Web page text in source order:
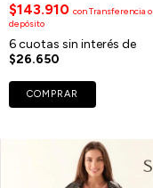
$143.910 conTransferencia o
depósito
6cuotas sin interés de
$26.650
COMPRAR